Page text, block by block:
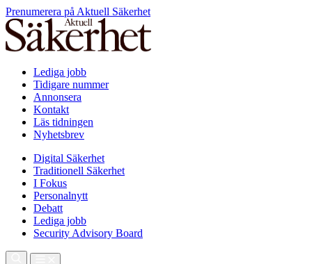
Prenumerera på Aktuell Säkerhet
Lediga jobb
Tidigare nummer
Annonsera
Kontakt
Läs tidningen
Nyhetsbrev
Digital Säkerhet
Traditionell Säkerhet
I Fokus
Personalnytt
Debatt
Lediga jobb
Security Advisory Board